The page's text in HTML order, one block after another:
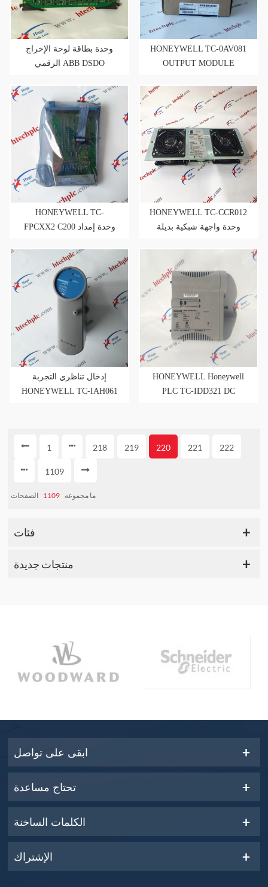
وحدة بطاقة لوحة الإخراج
الرقمي ABB DSDO
HONEYWELL TC-0AV081
OUTPUT MODULE
الحالي
HONEYWELL TC-
FPCXX2 C200 وحدة إمداد
الطاقة
HONEYWELL TC-CCR012
وحدة واجهة شبكية بديلة
إدخال تناظري التجربة
HONEYWELL TC-IAH061
HONEYWELL Honeywell
PLC TC-IDD321 DC
1 218 219 220 221 222
1109
ما مجموعه 1109 الصفحات
فئات
منتجات جديدة
ابقى على تواصل
تحتاج مساعدة
الكلمات الساخنة
الإشتراك